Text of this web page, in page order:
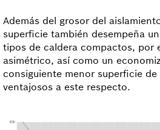
Además del grosor del
superficie también desempeña
tipos de caldera compactos, por
asimétrico, así como un
consiguiente menor superficie
ventajosos a este respecto.